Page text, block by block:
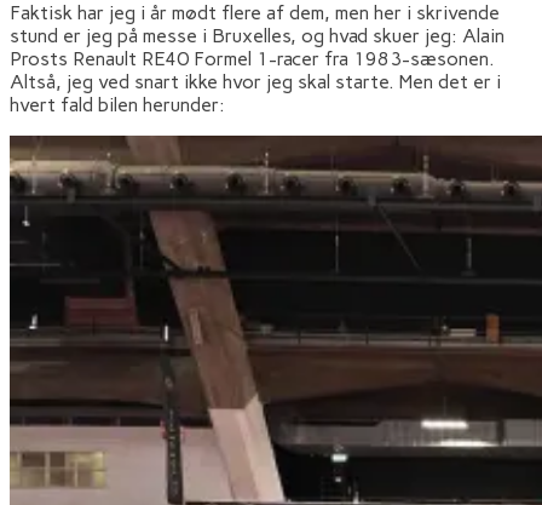
Faktisk har jeg i år mødt flere af dem, men her i skrivende
stund er jeg på messe i Bruxelles, og hvad skuer jeg: Alain
Prosts Renault RE40 Formel 1-racer fra 1983-sæsonen.
Altså, jeg ved snart ikke hvor jeg skal starte. Men det er i
hvert fald bilen herunder: